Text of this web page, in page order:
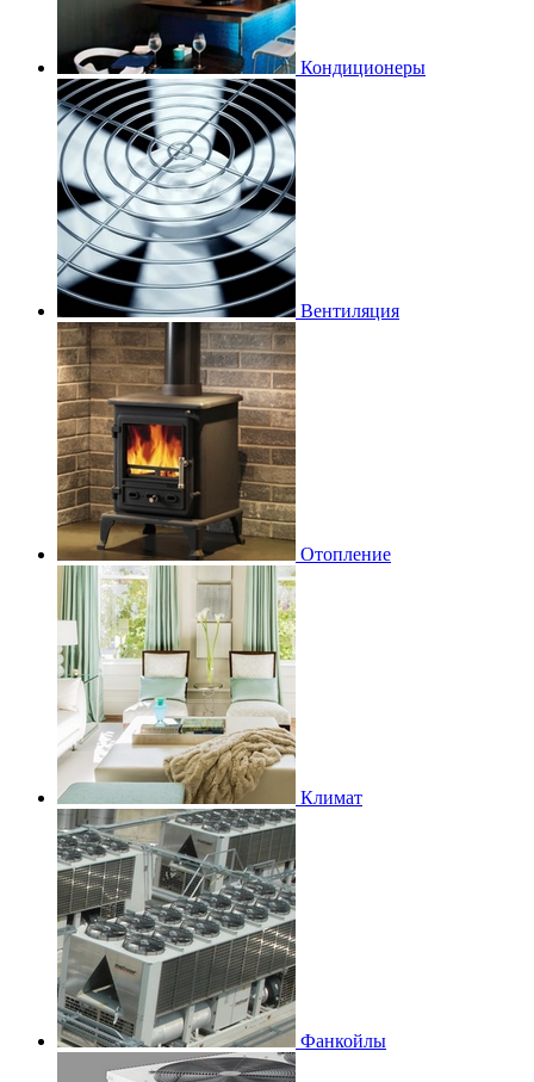
Кондиционеры
Вентиляция
Отопление
Климат
Фанкойлы